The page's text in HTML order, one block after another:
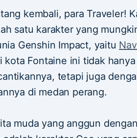
kembali, para Traveler!
satu karakter yang
Genshin Impact, yaitu
kota Fontaine ini tidak
tetapi juga
di medan perang.
muda yang anggun